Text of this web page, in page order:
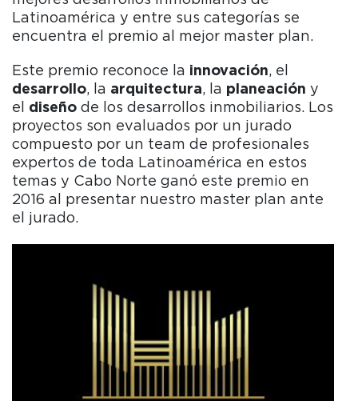
Latinoamérica y entre sus categorías se
encuentra el premio al mejor master plan.
Este premio reconoce la innovación, el
desarrollo, la arquitectura, la planeación y
el diseño de los desarrollos inmobiliarios. Los
proyectos son evaluados por un jurado
compuesto por un team de profesionales
expertos de toda Latinoamérica en estos
temas y Cabo Norte ganó este premio en
2016 al presentar nuestro master plan ante
el jurado.